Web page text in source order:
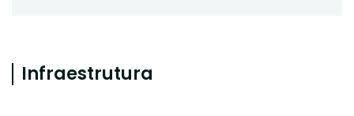
Infraestrutura